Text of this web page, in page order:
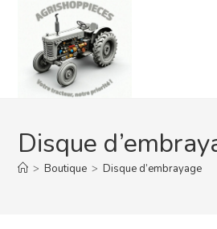
content
Disque
> Boutique > Disque d’embrayage